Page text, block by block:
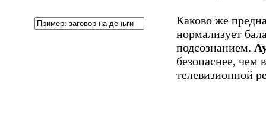
Каково же
нормализует
подсознанием.
безопаснее, чем
телевизионной